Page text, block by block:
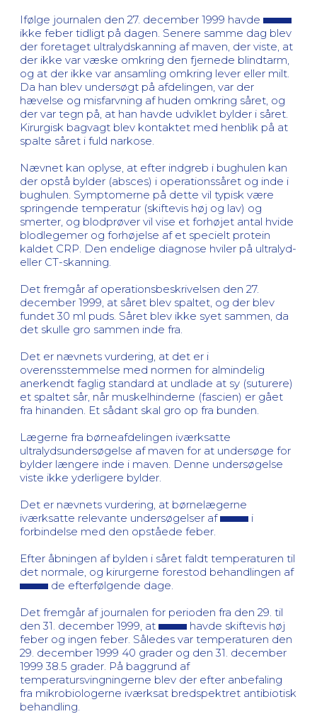
Ifølge journalen den 27. december 1999 havde
ikke feber tidligt på dagen. Senere samme dag blev
der foretaget ultralydskanning af maven, der viste, at
der ikke var væske omkring den fjernede blindtarm,
og at der ikke var ansamling omkring lever eller milt.
Da han blev undersøgt på afdelingen, var der
hævelse og misfarvning af huden omkring såret, og
der var tegn på, at han havde udviklet bylder i såret.
Kirurgisk bagvagt blev kontaktet med henblik på at
spalte såret i fuld narkose.
Nævnet kan oplyse, at efter indgreb i bughulen kan
der opstå bylder (absces) i operationssåret og inde i
bughulen. Symptomerne på dette vil typisk være
springende temperatur (skiftevis høj og lav) og
smerter, og blodprøver vil vise et forhøjet antal hvide
blodlegemer og forhøjelse af et specielt protein
kaldet CRP. Den endelige diagnose hviler på ultralyd-
eller CT-skanning.
Det fremgår af operationsbeskrivelsen den 27.
december 1999, at såret blev spaltet, og der blev
fundet 30 ml puds. Såret blev ikke syet sammen, da
det skulle gro sammen inde fra.
Det er nævnets vurdering, at det er i
overensstemmelse med normen for almindelig
anerkendt faglig standard at undlade at sy (suturere)
et spaltet sår, når muskelhinderne (fascien) er gået
fra hinanden. Et sådant skal gro op fra bunden.
Lægerne fra børneafdelingen iværksatte
ultralydsundersøgelse af maven for at undersøge for
bylder længere inde i maven. Denne undersøgelse
viste ikke yderligere bylder.
Det er nævnets vurdering, at børnelægerne
iværksatte relevante undersøgelser af
i
forbindelse med den opståede feber.
Efter åbningen af bylden i såret faldt temperaturen til
det normale, og kirurgerne forestod behandlingen af
de efterfølgende dage.
Det fremgår af journalen for perioden fra den 29. til
den 31. december 1999, at
havde skiftevis høj
feber og ingen feber. Således var temperaturen den
29. december 1999 40 grader og den 31. december
1999 38.5 grader. På baggrund af
temperatursvingningerne blev der efter anbefaling
fra mikrobiologerne iværksat bredspektret antibiotisk
behandling.